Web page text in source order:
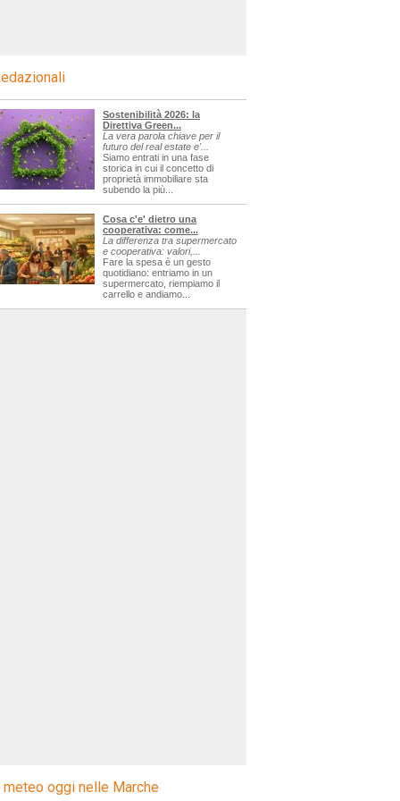
Sostenibilità 2026: la
Direttiva Green...
La vera parola chiave per il
futuro del real estate e'...
Siamo entrati in una fase
storica in cui il concetto di
proprietà immobiliare sta
subendo la più...
Cosa c'e' dietro una
cooperativa: come...
La differenza tra supermercato
e cooperativa: valori,...
Fare la spesa è un gesto
quotidiano: entriamo in un
supermercato, riempiamo il
carrello e andiamo...
meteo oggi nelle Marche